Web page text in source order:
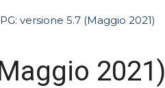
versione 5.7 (Maggio 2021)
2021)